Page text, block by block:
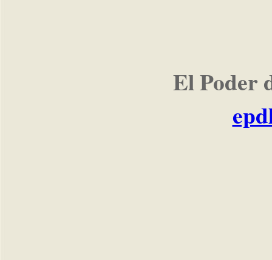
El Poder